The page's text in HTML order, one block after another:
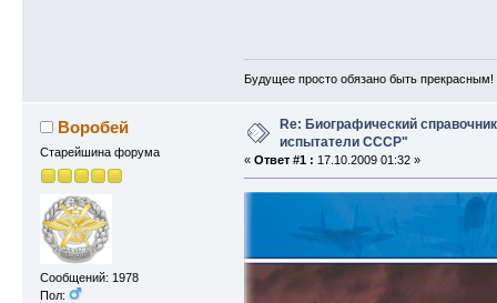
Будущее просто обязано быть прекрасным!
Воробей
Старейшина форума
Сообщений: 1978
Пол:
Re: Биографический
испытатели СССР"
« Ответ #1 : 17.10.2009 01:32 »